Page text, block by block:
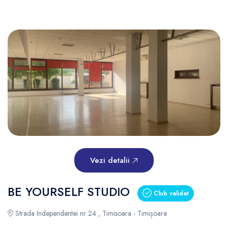
Vezi detalii
BE YOURSELF STUDIO Club validat
Strada Independentei nr 24 , Timisoara - Timișoara